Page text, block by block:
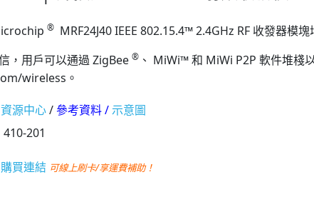
® MRF24J40 IEEE 802.15.4™ 2.4GHz RF 收發器模塊
，用戶可以通過 ZigBee ® 、 MiWi™ 和 MiWi P2P 軟件堆棧
wireless。
資源中心/參考資料/示意圖
410-201
購買連結 可線上刷卡/享運費補助！